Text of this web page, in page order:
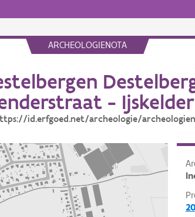
ARCHEOLOGIENOTA
-
id.erfgoed.net/archeologie/